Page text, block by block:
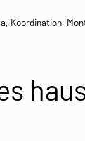
, Koordination,